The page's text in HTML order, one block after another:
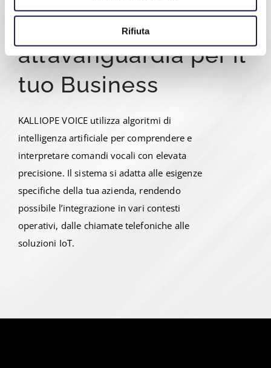
Rifiuta
Tecnologia
all’avanguardia per il
tuo Business
KALLIOPE VOICE utilizza algoritmi di
intelligenza artificiale per comprendere e
interpretare comandi vocali con elevata
precisione. Il sistema si adatta alle esigenze
specifiche della tua azienda, rendendo
possibile l’integrazione in vari contesti
operativi, dalle chiamate telefoniche alle
soluzioni IoT.